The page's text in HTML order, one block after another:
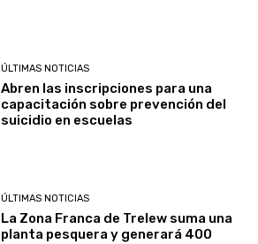
ÚLTIMAS NOTICIAS
Abren las inscripciones para una
capacitación sobre prevención del
suicidio en escuelas
ÚLTIMAS NOTICIAS
La Zona Franca de Trelew suma una
planta pesquera y generará 400